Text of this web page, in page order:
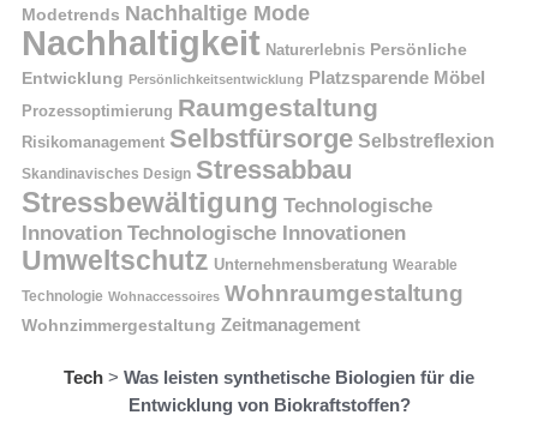
Modetrends Nachhaltige Mode
Nachhaltigkeit Naturerlebnis Persönliche
Entwicklung Persönlichkeitsentwicklung Platzsparende Möbel
Prozessoptimierung Raumgestaltung
Risikomanagement Selbstfürsorge Selbstreflexion
Skandinavisches Design Stressabbau
Stressbewältigung Technologische
Innovation Technologische Innovationen
Umweltschutz Unternehmensberatung Wearable
Technologie Wohnaccessoires Wohnraumgestaltung
Wohnzimmergestaltung Zeitmanagement
Tech > Was leisten synthetische Biologien für die
Entwicklung von Biokraftstoffen?